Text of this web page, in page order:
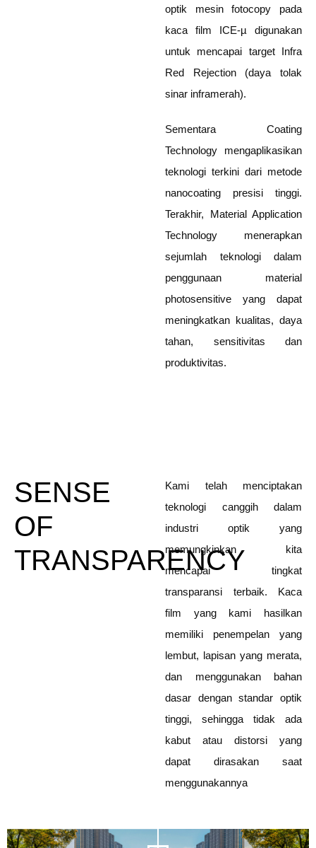
optik mesin fotocopy pada
kaca film ICE-µ digunakan
untuk mencapai target Infra
Red Rejection (daya tolak
sinar inframerah).
Sementara Coating
Technology mengaplikasikan
teknologi terkini dari metode
nanocoating presisi tinggi.
Terakhir, Material Application
Technology menerapkan
sejumlah teknologi dalam
penggunaan material
photosensitive yang dapat
meningkatkan kualitas, daya
tahan, sensitivitas dan
produktivitas.
SENSE
OF
TRANSPARENCY
Kami telah menciptakan
teknologi canggih dalam
industri optik yang
memungkinkan kita
mencapai tingkat
transparansi terbaik. Kaca
film yang kami hasilkan
memiliki penempelan yang
lembut, lapisan yang merata,
dan menggunakan bahan
dasar dengan standar optik
tinggi, sehingga tidak ada
kabut atau distorsi yang
dapat dirasakan saat
menggunakannya